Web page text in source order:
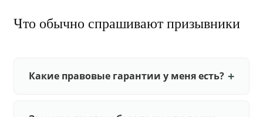
Что обычно спрашивают призывники
Какие правовые гарантии у меня есть?